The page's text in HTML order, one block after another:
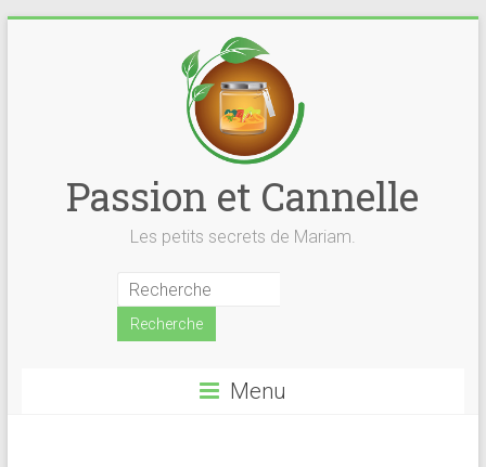
Passion et Cannelle
Les petits secrets de Mariam.
Menu